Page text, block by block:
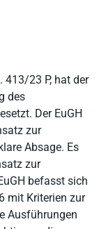
413/23 P, hat der
des
Der EuGH
zur
Absage. Es
zur
befasst sich
mit Kriterien zur
Ausführungen